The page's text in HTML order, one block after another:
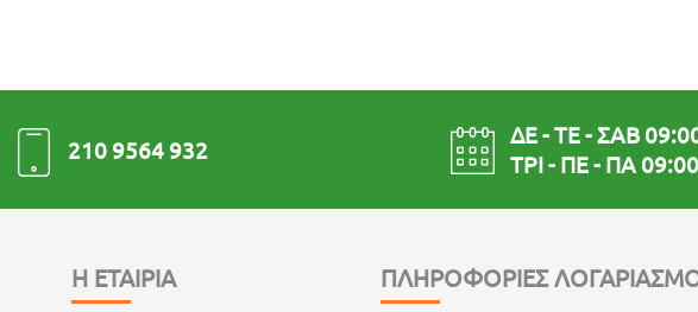
210 9564 932
ΔΕ - ΤΕ - ΣΑΒ
ΤΡΙ - ΠΕ - ΠΑ
Η ΕΤΑΙΡΙΑ ΠΛΗΡΟΦΟΡΙΕΣ